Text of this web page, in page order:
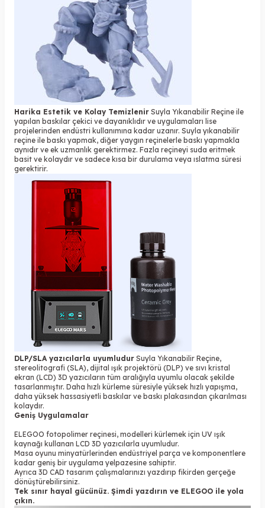
Harika Estetik ve Kolay Temizlenir Suyla Yıkanabilir Reçine ile
yapılan baskılar çekici ve dayanıklıdır ve uygulamaları lise
projelerinden endüstri kullanımına kadar uzanır. Suyla yıkanabilir
reçine ile baskı yapmak, diğer yaygın reçinelerle baskı yapmakla
aynıdır ve ek uzmanlık gerektirmez. Fazla reçineyi suda eritmek
basit ve kolaydır ve sadece kısa bir durulama veya ıslatma süresi
gerektirir.
DLP/SLA yazıcılarla uyumludur Suyla Yıkanabilir Reçine,
stereolitografi (SLA), dijital ışık projektörü (DLP) ve sıvı kristal
ekran (LCD) 3D yazıcıların tüm aralığıyla uyumlu olacak şekilde
tasarlanmıştır. Daha hızlı kürleme süresiyle yüksek hızlı yapışma,
daha yüksek hassasiyetli baskılar ve baskı plakasından çıkarılması
kolaydır.
Geniş Uygulamalar
ELEGOO fotopolimer reçinesi, modelleri kürlemek için UV ışık
kaynağı kullanan LCD 3D yazıcılarla uyumludur.
Masa oyunu minyatürlerinden endüstriyel parça ve komponentlere
kadar geniş bir uygulama yelpazesine sahiptir.
Ayrıca 3D CAD tasarım çalışmalarınızı yazdırıp fikirden gerçeğe
dönüştürebilirsiniz.
Tek sınır hayal gücünüz. Şimdi yazdırın ve ELEGOO ile yola
çıkın.